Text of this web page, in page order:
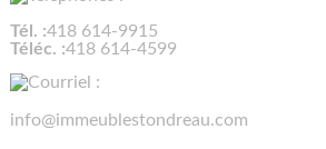
Tél. :418 614-9915
Téléc. :418 614-4599
info@immeublestondreau.com